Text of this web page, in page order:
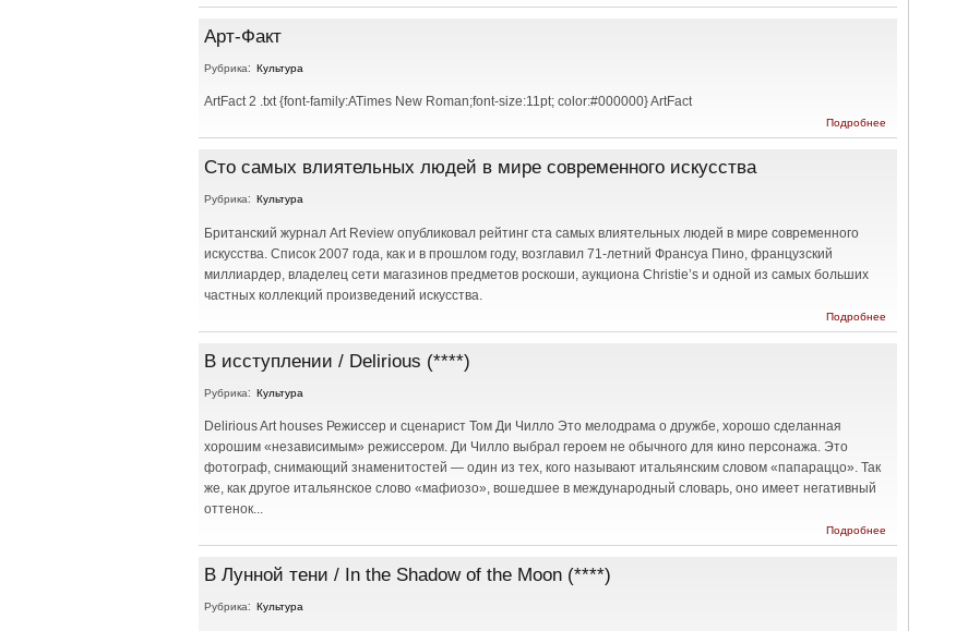
Вашингтоне
Арт-Факт
Рубрика: Культура
ArtFact 2 .txt {font-family:ATimes New Roman;font-size:11pt; color:#000000} ArtFact
Подробнее
Арт-
Сто самых влиятельных людей в мире современного искусства
Рубрика: Культура
Британский журнал Art Review опубликовал рейтинг ста самых влиятельных людей в мире современного
искусства. Список 2007 года, как и в прошлом году, возглавил 71-летний Франсуа Пино, французский
миллиардер, владелец сети магазинов предметов роскоши, аукциона Christie’s и одной из самых больших
частных коллекций произведений искусства.
Подробнее
влиятельных
В исступлении / Delirious (****)
Рубрика: Культура
Delirious Art houses Режиссер и сценарист Том Ди Чилло Это мелодрама о дружбе, хорошо сделанная
хорошим «независимым» режиссером. Ди Чилло выбрал героем не обычного для кино персонажа. Это
фотограф, снимающий знаменитостей — один из тех, кого называют итальянским словом «папараццо». Так
же, как другое итальянское слово «мафиозо», вошедшее в международный словарь, оно имеет негативный
оттенок...
Подробнее
исступлении
В Лунной тени / In the Shadow of the Moon (****)
Рубрика: Культура